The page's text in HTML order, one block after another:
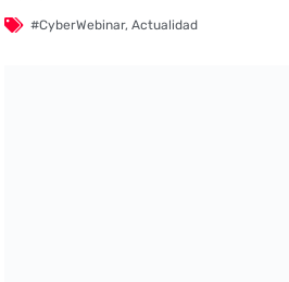
#CyberWebinar,Actualidad